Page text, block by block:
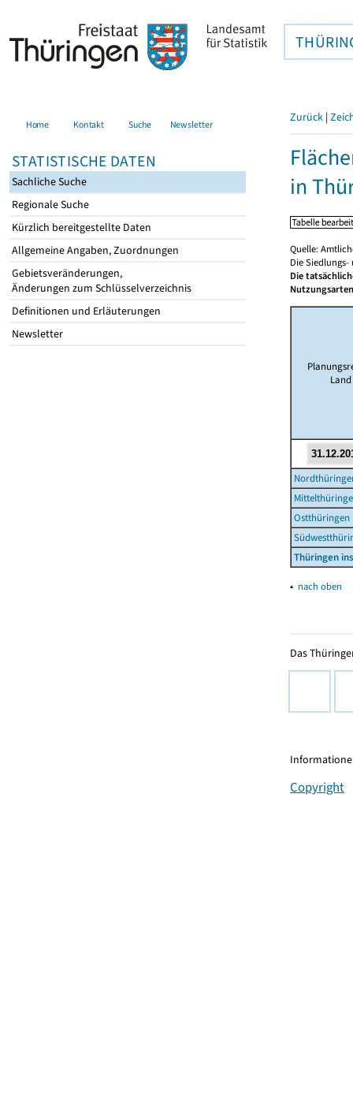
Home Kontakt Suche Newsletter
STATISTISCHE DATEN
Sachliche Suche
Regionale Suche
Kürzlich bereitgestellte Daten
Allgemeine Angaben, Zuordnungen
Gebietsveränderungen,
Änderungen zum Schlüsselverzeichnis
Definitionen und Erläuterungen
Newsletter
Zurück |
in
Quelle:
Die
Die
Land
Ostthüringen
Thüringen
▴ nach oben
Das
Copyright